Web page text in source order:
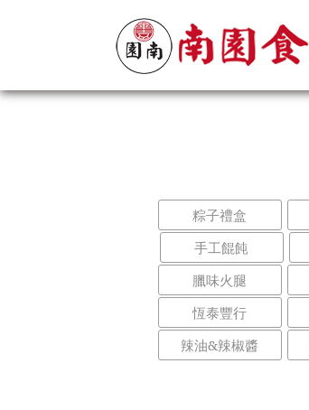
粽子禮盒
手工餛飩
臘味火腿
恆泰豐行
辣油&辣椒醬